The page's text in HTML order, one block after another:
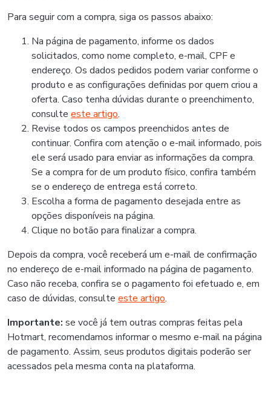
Para seguir com a compra, siga os passos abaixo:
Na página de pagamento, informe os dados
solicitados, como nome completo, e-mail, CPF e
endereço. Os dados pedidos podem variar conforme o
produto e as configurações definidas por quem criou a
oferta. Caso tenha dúvidas durante o preenchimento,
consulte este artigo.
Revise todos os campos preenchidos antes de
continuar. Confira com atenção o e-mail informado, pois
ele será usado para enviar as informações da compra.
Se a compra for de um produto físico, confira também
se o endereço de entrega está correto.
Escolha a forma de pagamento desejada entre as
opções disponíveis na página.
Clique no botão para finalizar a compra.
Depois da compra, você receberá um e-mail de confirmação
no endereço de e-mail informado na página de pagamento.
Caso não receba, confira se o pagamento foi efetuado e, em
caso de dúvidas, consulte este artigo.
Importante: se você já tem outras compras feitas pela
Hotmart, recomendamos informar o mesmo e-mail na página
de pagamento. Assim, seus produtos digitais poderão ser
acessados pela mesma conta na plataforma.